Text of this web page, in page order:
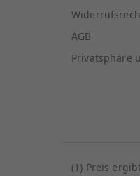
AGB
Privatsphäre
(1) Preis